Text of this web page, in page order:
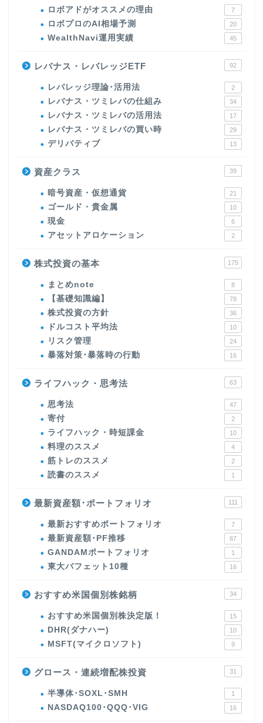
ロボアドがオススメの理由 7
ロボプロのAI相場予測 20
WealthNavi運用実績 45
レバナス・レバレッジETF 92
レバレッジ理論･活用法 2
レバナス・ツミレバの仕組み 34
レバナス・ツミレバの活用法 17
レバナス・ツミレバの買い時 29
デリバティブ 13
資産クラス 39
暗号資産・仮想通貨 21
ゴールド・貴金属 10
現金 6
アセットアロケーション 2
株式投資の基本 175
まとめnote 8
【基礎知識編】 78
株式投資の方針 36
ドルコスト平均法 10
リスク管理 24
暴落対策･暴落時の行動 16
ライフハック・思考法 63
思考法 47
寄付 2
ライフハック・時短課金 10
料理のススメ 4
筋トレのススメ 2
読書のススメ 1
最新資産額･ポートフォリオ 111
最新おすすめポートフォリオ 7
最新資産額･PF推移 87
GANDAMポートフォリオ 1
東大バフェット10種 16
おすすめ米国個別株銘柄 34
おすすめ米国個別株決定版！ 15
DHR(ダナハー) 10
MSFT(マイクロソフト) 9
グロース・連続増配株投資 31
半導体･SOXL･SMH 1
NASDAQ100･QQQ･VIG 16